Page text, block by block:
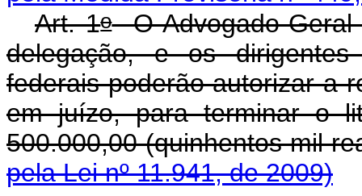
Art. 1oO Advogado-Geral
delegação, e os
federais poderão autorizar a
em juízo, para terminar o
500.000,00
pela Lei nº 11.941, de 2009)